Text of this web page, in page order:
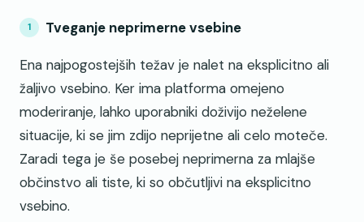
Tveganje neprimerne vsebine
Ena najpogostejših težav je nalet na eksplicitno ali
žaljivo vsebino. Ker ima platforma omejeno
moderiranje, lahko uporabniki doživijo neželene
situacije, ki se jim zdijo neprijetne ali celo moteče.
Zaradi tega je še posebej neprimerna za mlajše
občinstvo ali tiste, ki so občutljivi na eksplicitno
vsebino.